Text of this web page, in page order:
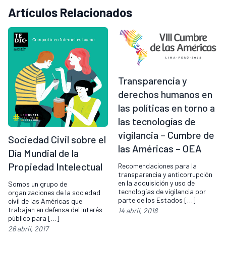
Artículos Relacionados
Sociedad Civil sobre el
Día Mundial de la
Propiedad Intelectual
Somos un grupo de
organizaciones de la sociedad
civil de las Américas que
trabajan en defensa del interés
público para […]
26 abril, 2017
Transparencia y
derechos humanos en
las políticas en torno a
las tecnologías de
vigilancia – Cumbre de
las Américas – OEA
Recomendaciones para la
transparencia y anticorrupción
en la adquisición y uso de
tecnologías de vigilancia por
parte de los Estados […]
14 abril, 2018